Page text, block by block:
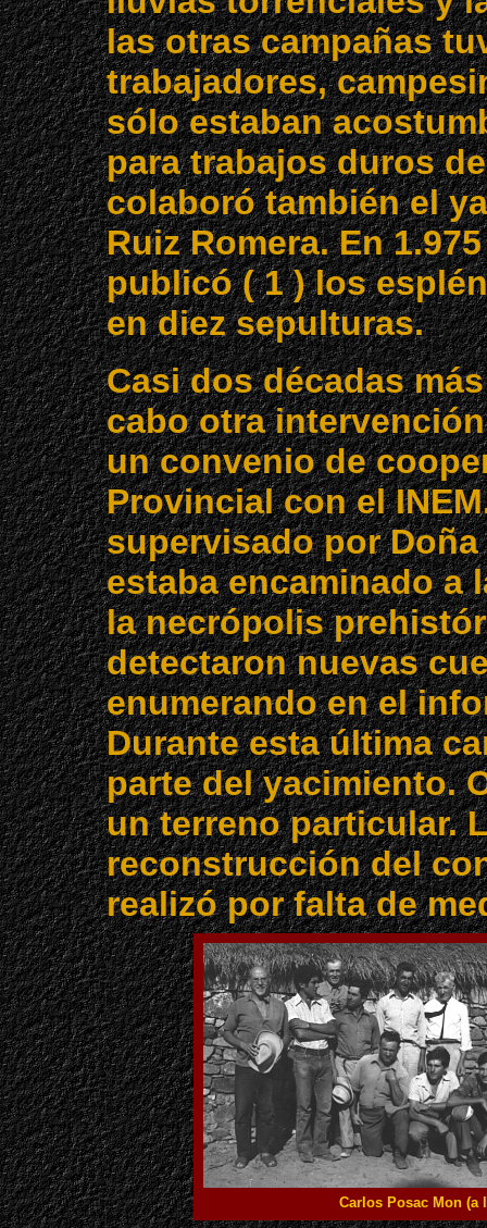
las otras campañas
trabajadores,
sólo estaban
para trabajos duros
colaboró también el
Ruiz Romera. En
publicó ( 1 ) los
en diez sepulturas.
Casi dos décadas
cabo otra
un convenio de
Provincial con el
supervisado por
estaba encaminado a
la necrópolis
detectaron nuevas
enumerando en el
Durante esta última
parte del yacimiento.
un terreno particular.
reconstrucción del
realizó por falta de
Carlos Posac Mon (a